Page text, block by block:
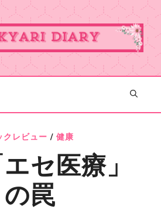
クレビュー / 健康
セ医療」
の罠